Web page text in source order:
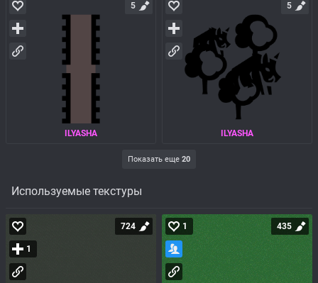
ILYASHA
5
ILYASHA
5
Показать еще 20
Используемые текстуры
1
724 1 435